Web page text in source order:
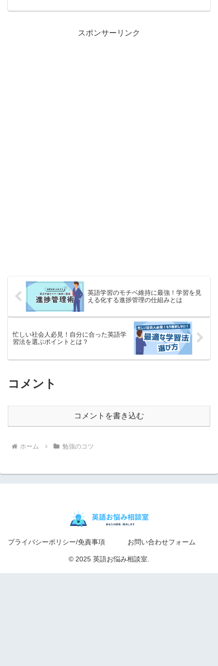
スポンサーリンク
英語学習のモチベ維持に最強！学習を見
える化する進捗管理の仕組みとは
忙しい社会人必見！自分に合った英語学
習法を選ぶポイントとは？
コメント
コメントを書き込む
ホーム 勉強のコツ
プライバシーポリシー/免責事項 お問い合わせフォーム
© 2025 英語お悩み相談室.